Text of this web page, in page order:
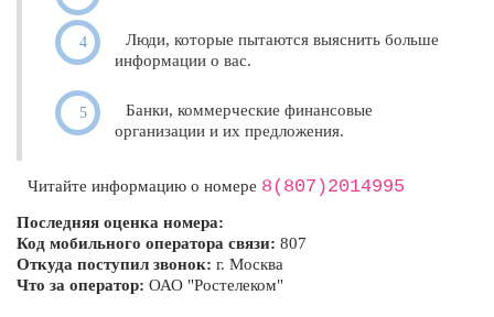
Люди, которые пытаются выяснить больше
информации о вас.
Банки, коммерческие финансовые
организации и их предложения.
Читайте информацию о номере 8(807)2014995
Последняя оценка номера:
Код мобильного оператора связи: 807
Откуда поступил звонок: г. Москва
Что за оператор: ОАО "Ростелеком"